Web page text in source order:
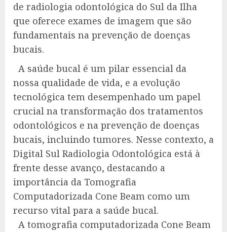
de radiologia odontológica do Sul da Ilha
que oferece exames de imagem que são
fundamentais na prevenção de doenças
bucais.
A saúde bucal é um pilar essencial da
nossa qualidade de vida, e a evolução
tecnológica tem desempenhado um papel
crucial na transformação dos tratamentos
odontológicos e na prevenção de doenças
bucais, incluindo tumores. Nesse contexto, a
Digital Sul Radiologia Odontológica está à
frente desse avanço, destacando a
importância da Tomografia
Computadorizada Cone Beam como um
recurso vital para a saúde bucal.
A tomografia computadorizada Cone Beam